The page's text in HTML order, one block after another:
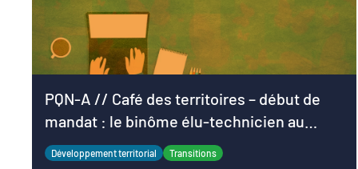
PQN-A // Café des territoires – début de
mandat : le binôme élu-technicien au
service du projet de territoire
Développement territorial Transitions